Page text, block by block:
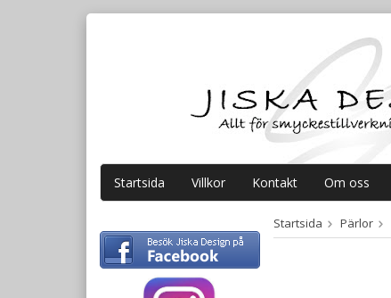
Startsida Villkor Kontakt Om oss
Startsida Pärlor